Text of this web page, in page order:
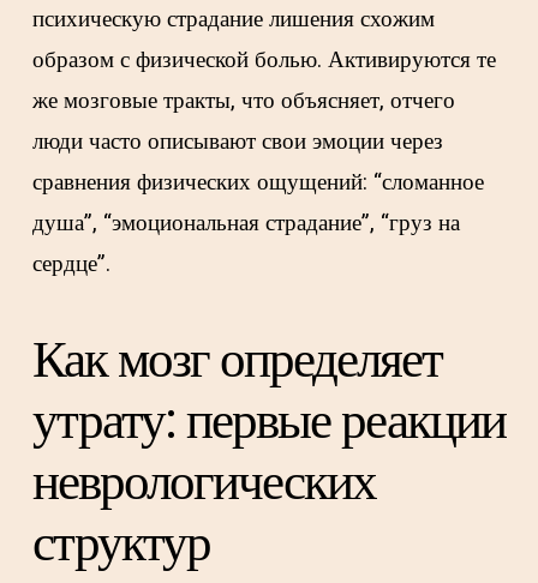
психическую страдание лишения схожим
образом с физической болью. Активируются те
же мозговые тракты, что объясняет, отчего
люди часто описывают свои эмоции через
сравнения физических ощущений: “сломанное
душа”, “эмоциональная страдание”, “груз на
сердце”.
Как мозг определяет
утрату: первые реакции
неврологических
структур